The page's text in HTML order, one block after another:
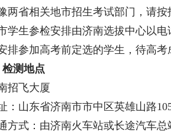
两省相关地市招生考试部门，请
学生参检安排由济南选拔中心以
参加高考前定选的学生，待高考
检测地点
飞大厦
山东省济南市市中区英雄山路
式：由济南火车站或长途汽车总